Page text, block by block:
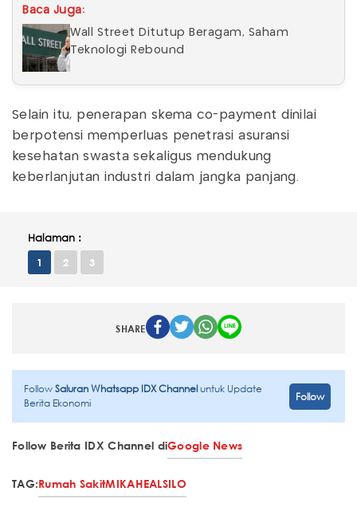
Baca Juga:
Wall Street Ditutup Beragam, Saham
Teknologi Rebound
Selain itu, penerapan skema co-payment dinilai
berpotensi memperluas penetrasi asuransi
kesehatan swasta sekaligus mendukung
keberlanjutan industri dalam jangka panjang.
Halaman :
1 2 3
SHARE
FollowSaluran Whatsapp IDX Channeluntuk Update
Berita Ekonomi
Follow
Follow Berita IDX Channel diGoogle News
TAG:Rumah SakitMIKAHEALSILO